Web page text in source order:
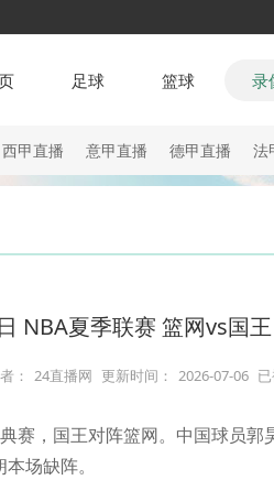
足球 篮球 录
西甲直播 意甲直播 德甲直播 法
NBA夏季联赛 篮网vs国
： 24直播网 更新时间： 2026-07-06
赛，国王对阵篮网。中国球员
场缺阵。